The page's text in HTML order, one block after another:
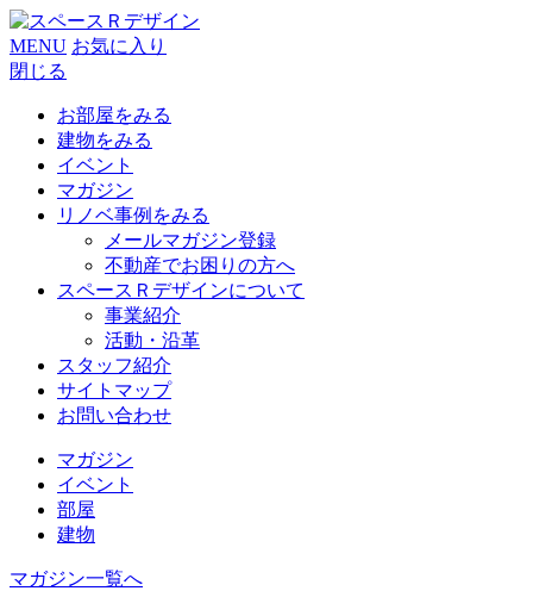
MENU お気に入り
閉じる
お部屋をみる
建物をみる
イベント
マガジン
リノベ事例をみる
メールマガジン登録
不動産でお困りの方へ
スペースＲデザインについて
事業紹介
活動・沿革
スタッフ紹介
サイトマップ
お問い合わせ
マガジン
イベント
部屋
建物
マガジン一覧へ